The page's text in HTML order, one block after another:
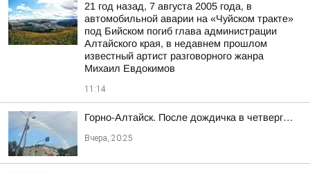
21 год назад, 7 августа 2005 года, в
автомобильной аварии на «Чуйском тракте»
под Бийском погиб глава администрации
Алтайского края, в недавнем прошлом
известный артист разговорного жанра
Михаил Евдокимов
11:14
Горно-Алтайск. После дождичка в четверг…
Вчера, 20:25